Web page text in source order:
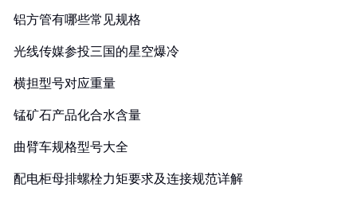
铝方管有哪些常见规格
光线传媒参投三国的星空爆冷
横担型号对应重量
锰矿石产品化合水含量
曲臂车规格型号大全
配电柜母排螺栓力矩要求及连接规范详解